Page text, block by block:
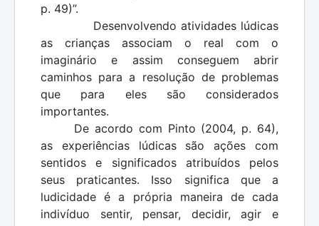
p. 49)”.
Desenvolvendo atividades lúdicas
as crianças associam o real com o
imaginário e assim conseguem abrir
caminhos para a resolução de problemas
que para eles são considerados
importantes.
De acordo com Pinto (2004, p. 64),
as experiências lúdicas são ações com
sentidos e significados atribuídos pelos
seus praticantes. Isso significa que a
ludicidade é a própria maneira de cada
indivíduo sentir, pensar, decidir, agir e